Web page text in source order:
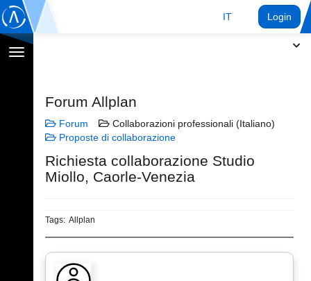
IT Login
Toggle
Forum Allplan
Forum
Collaborazioni professionali (Italiano)
Proposte di collaborazione
Richiesta collaborazione Studio
Miollo, Caorle-Venezia
Tags: Allplan